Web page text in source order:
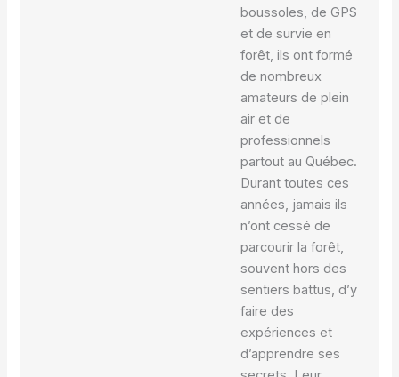
boussoles, de GPS
et de survie en
forêt, ils ont formé
de nombreux
amateurs de plein
air et de
professionnels
partout au Québec.
Durant toutes ces
années, jamais ils
n’ont cessé de
parcourir la forêt,
souvent hors des
sentiers battus, d’y
faire des
expériences et
d’apprendre ses